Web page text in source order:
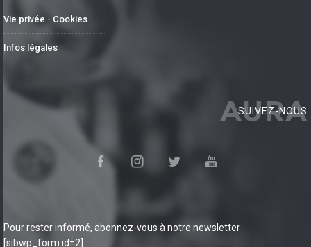
Vie privée - Cookies
Infos légales
AURA
SUIVEZ-NOUS
Pour rester informé, abonnez-vous à notre newsletter
[sibwp_form id=2]